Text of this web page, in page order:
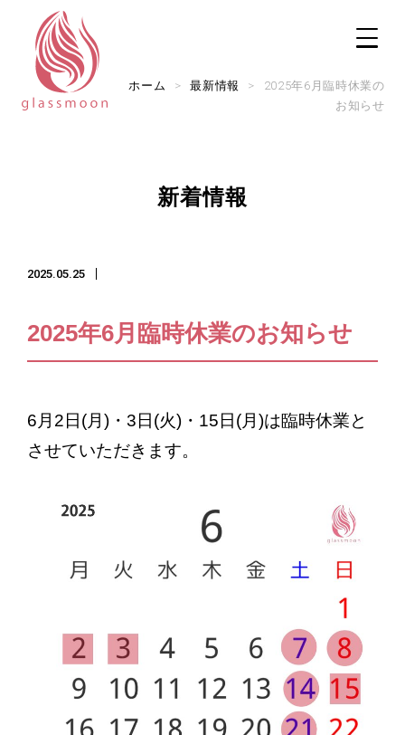
修理実例
実店舗のご案内
お問い合わせ
最新情報
ブログ
プライバシーポリシー
ホーム > 最新情報 >
2025年6月臨時休業の
お知らせ
新着情報
2025.05.25
2025年6月臨時休業のお知らせ
6月2日(月)・3日(火)・15日(月)は臨時休業と
させていただきます。